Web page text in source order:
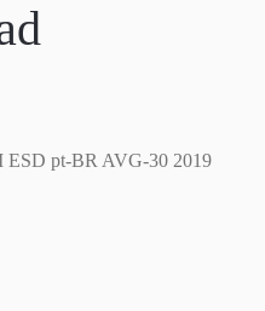
ESD pt-BR AVG-30 2019